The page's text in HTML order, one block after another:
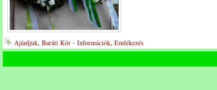
Ajánljuk, Baráti Kör - Információk, Emlékezés